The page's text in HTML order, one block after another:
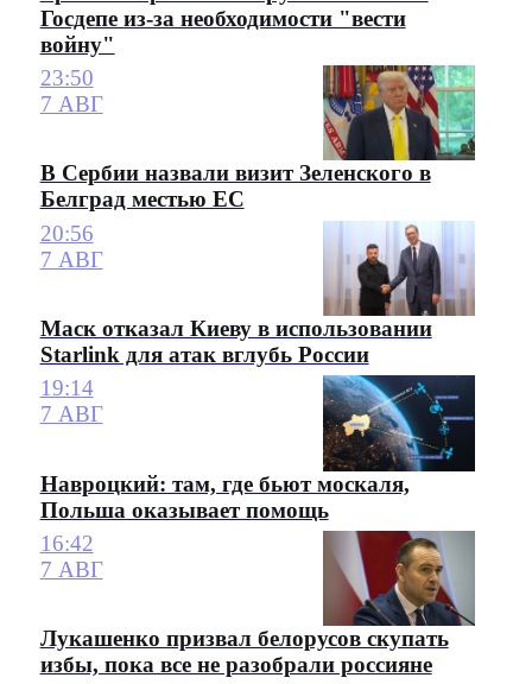
Госдепе из-за необходимости "вести
войну"
23:50
7 АВГ
В Сербии назвали визит Зеленского в
Белград местью ЕС
20:56
7 АВГ
Маск отказал Киеву в использовании
Starlink для атак вглубь России
19:14
7 АВГ
Навроцкий: там, где бьют москаля,
Польша оказывает помощь
16:42
7 АВГ
Лукашенко призвал белорусов скупать
избы, пока все не разобрали россияне